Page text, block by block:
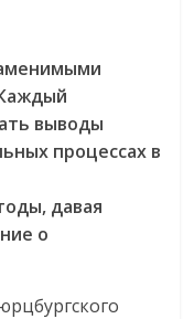
выводы
процессах в
давая
о